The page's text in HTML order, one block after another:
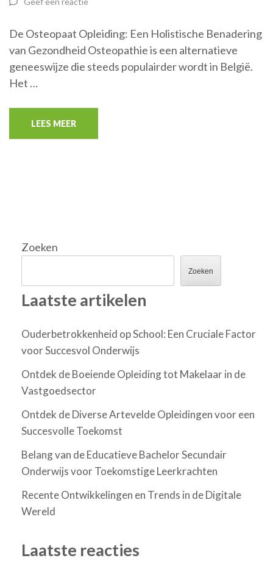
De Osteopaat Opleiding: Een Holistische Benadering
van Gezondheid Osteopathie is een alternatieve
geneeswijze die steeds populairder wordt in België.
Het …
LEES MEER
Zoeken
Zoeken
Laatste artikelen
Ouderbetrokkenheid op School: Een Cruciale Factor
voor Succesvol Onderwijs
Ontdek de Boeiende Opleiding tot Makelaar in de
Vastgoedsector
Ontdek de Diverse Artevelde Opleidingen voor een
Succesvolle Toekomst
Belang van de Educatieve Bachelor Secundair
Onderwijs voor Toekomstige Leerkrachten
Recente Ontwikkelingen en Trends in de Digitale
Wereld
Laatste reacties